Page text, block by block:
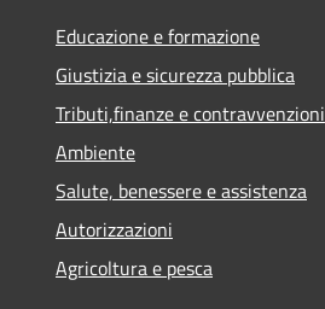
Educazione e formazione
Giustizia e sicurezza pubblica
Tributi,finanze e contravvenzioni
Ambiente
Salute, benessere e assistenza
Autorizzazioni
Agricoltura e pesca